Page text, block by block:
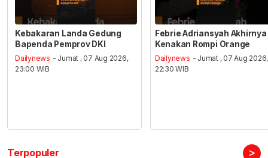
Kebakaran Landa Gedung
Bapenda Pemprov DKI
Dailynews - Jumat , 07 Aug 2026,
23:00 WIB
Febrie Adriansyah Akhirnya
Kenakan Rompi Orange
Dailynews - Jumat , 07 Aug 2026,
22:30 WIB
Terpopuler >